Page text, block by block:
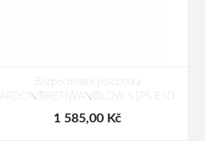
Bezpečnostní polobotka
ARDON®REFIWAN®LOW S1PS ESD
1 585,00 Kč